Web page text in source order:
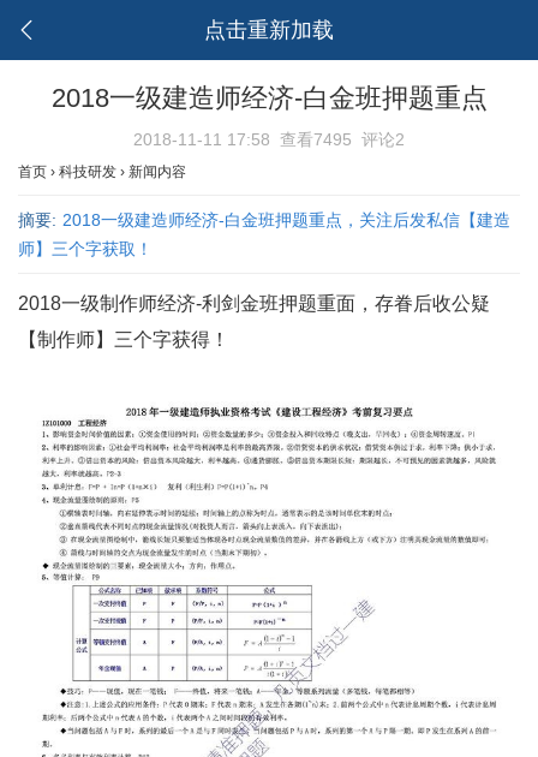
点击重新加载
2018一级建造师经济-白金班押题重点
2018-11-11 17:58 查看7495 评论2
首页 › 科技研发 › 新闻内容
摘要: 2018一级建造师经济-白金班押题重点，关注后发私信【建造
师】三个字获取！
2018一级制作师经济-利剑金班押题重面，存眷后收公疑
【制作师】三个字获得！